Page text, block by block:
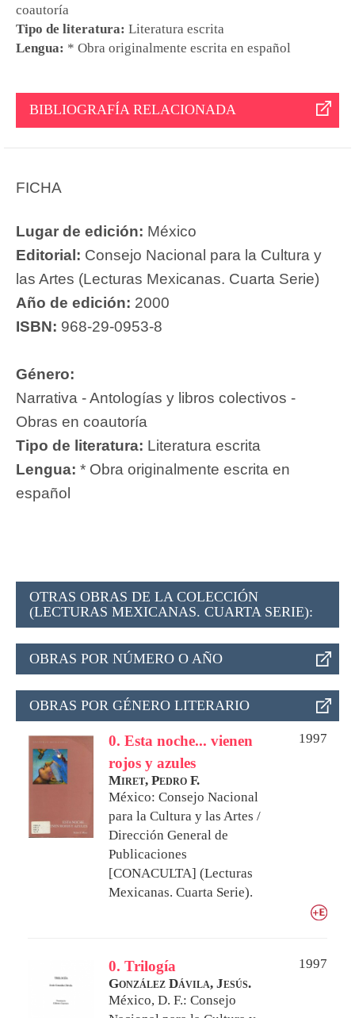
coautoría
Tipo de literatura: Literatura escrita
Lengua: * Obra originalmente escrita en español
BIBLIOGRAFÍA RELACIONADA
FICHA
Lugar de edición: México
Editorial: Consejo Nacional para la Cultura y
las Artes (Lecturas Mexicanas. Cuarta Serie)
Año de edición: 2000
ISBN: 968-29-0953-8
Género:
Narrativa - Antologías y libros colectivos -
Obras en coautoría
Tipo de literatura: Literatura escrita
Lengua: * Obra originalmente escrita en
español
OTRAS OBRAS DE LA COLECCIÓN
(LECTURAS MEXICANAS. CUARTA SERIE):
OBRAS POR NÚMERO O AÑO
OBRAS POR GÉNERO LITERARIO
0. Esta noche... vienen
rojos y azules
1997
Miret, Pedro F.
México: Consejo Nacional
para la Cultura y las Artes /
Dirección General de
Publicaciones
[CONACULTA] (Lecturas
Mexicanas. Cuarta Serie).
0. Trilogía
1997
González Dávila, Jesús.
México, D. F.: Consejo